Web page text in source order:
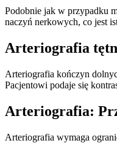
Podobnie jak w przypadku
naczyń nerkowych, co jest
Arteriografia
Arteriografia kończyn
Pacjentowi podaje się
Arteriografia:
Arteriografia wymaga